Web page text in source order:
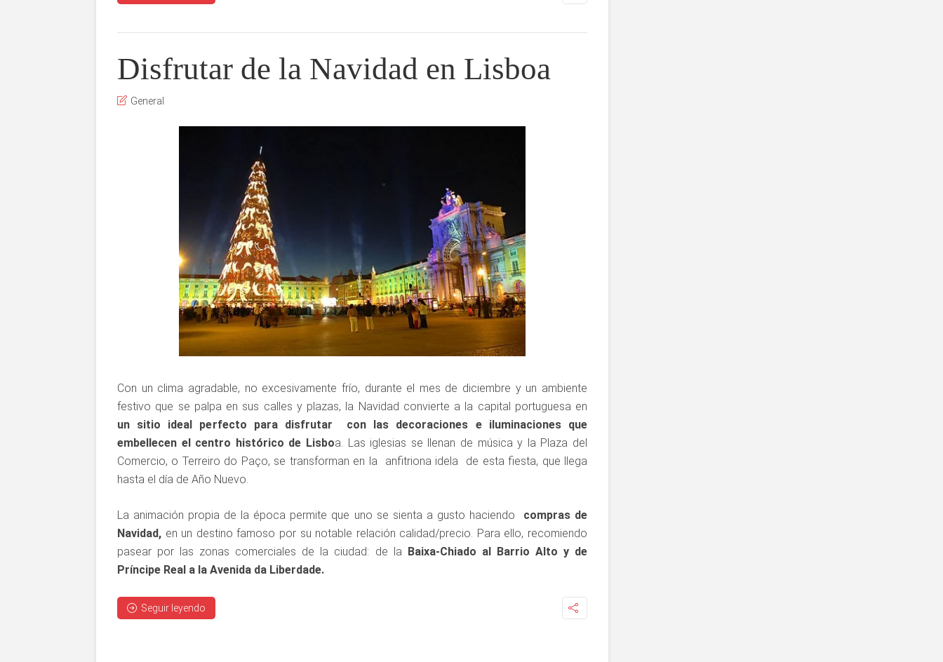
Disfrutar de la Navidad en Lisboa
General
Con un clima agradable, no excesivamente frío, durante el mes de diciembre y un ambiente
festivo que se palpa en sus calles y plazas, la Navidad convierte a la capital portuguesa en
un sitio ideal perfecto para disfrutar con las decoraciones e iluminaciones que
embellecen el centro histórico de Lisboa. Las iglesias se llenan de música y la Plaza del
Comercio, o Terreiro do Paço, se transforman en la anfitriona idela de esta fiesta, que llega
hasta el día de Año Nuevo.
La animación propia de la época permite que uno se sienta a gusto haciendo compras de
Navidad, en un destino famoso por su notable relación calidad/precio. Para ello, recomiendo
pasear por las zonas comerciales de la ciudad: de la Baixa-Chiado al Barrio Alto y de
Príncipe Real a la Avenida da Liberdade.
Seguir leyendo